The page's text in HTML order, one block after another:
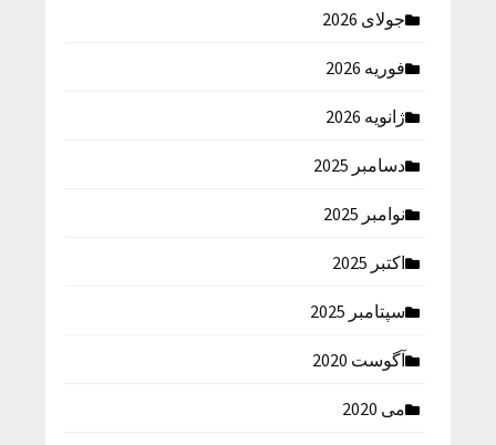
جولای 2026
فوریه 2026
ژانویه 2026
دسامبر 2025
نوامبر 2025
اکتبر 2025
سپتامبر 2025
آگوست 2020
می 2020